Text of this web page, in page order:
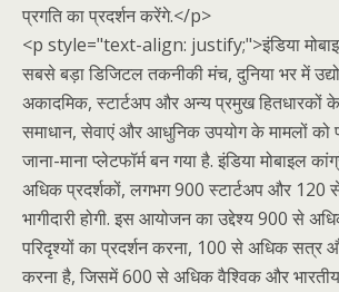
प्रगति का प्रदर्शन करेंगे.</p>
<p style="text-align: justify;">इंडिया
सबसे बड़ा डिजिटल तकनीकी मंच, दुनिया भर में
अकादमिक, स्टार्टअप और अन्य प्रमुख हितधारकों
समाधान, सेवाएं और आधुनिक उपयोग के मामलों को
जाना-माना प्लेटफॉर्म बन गया है. इंडिया मोबाइल
अधिक प्रदर्शकों, लगभग 900 स्टार्टअप और 120 से
भागीदारी होगी. इस आयोजन का उद्देश्य 900 से
परिदृश्यों का प्रदर्शन करना, 100 से अधिक सत्र
करना है, जिसमें 600 से अधिक वैश्विक और भारतीय